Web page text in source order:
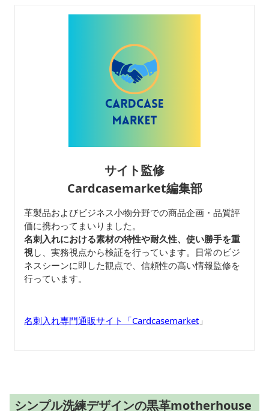
サイト監修
Cardcasemarket編集部
革製品およびビジネス小物分野での商品企画・品質評
価に携わってまいりました。
名刺入れにおける素材の特性や耐久性、使い勝手を重
視し、実務視点から検証を行っています。日常のビジ
ネスシーンに即した観点で、信頼性の高い情報監修を
行っています。
名刺入れ専門通販サイト「Cardcasemarket 」
シンプル洗練デザインの黒革motherhouse